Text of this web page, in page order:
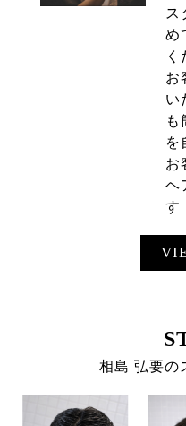
ス
め
お
い
も
を
お
ヘ
す
相島 弘要の